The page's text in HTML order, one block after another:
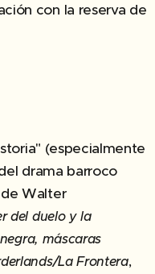
con la reserva de
(especialmente
drama barroco
Walter
del duelo y la
máscaras
La Frontera,